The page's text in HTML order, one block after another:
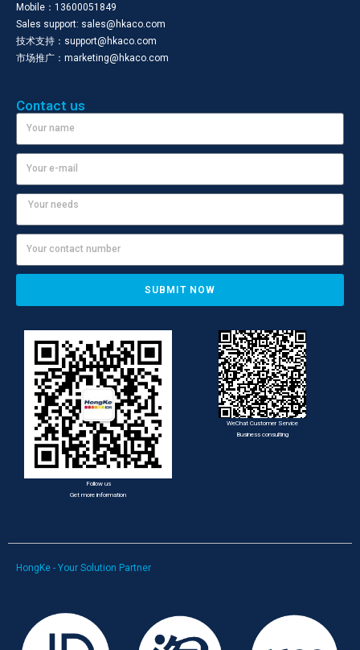
Mobile：13600051849
Sales support: sales@hkaco.com
技术支持：support@hkaco.com
市场推广：marketing@hkaco.com
Contact us
SUBMIT NOW
Follow us
Get more information
WeChat Customer Service
Business consulting
HongKe - Your Solution Partner